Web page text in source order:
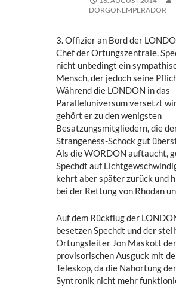
DORGONEMPERADOR
3. Offizier an Bord der
Chef der Ortungszentrale.
nicht unbedingt ein
Mensch, der jedoch seine
Während die LONDON in das
Paralleluniversum versetzt
gehört er zu den wenigsten
Besatzungsmitgliedern, die
Strangeness-Schock gut
Als die WORDON auftaucht,
Spechdt auf
kehrt aber später zurück und
bei der Rettung von Rhodan
Auf dem Rückflug der
besetzen Spechdt und der
Ortungsleiter Jon Maskott
provisorischen Ausguck mit
Teleskop, da die Nahortung der
Syntronik nicht mehr